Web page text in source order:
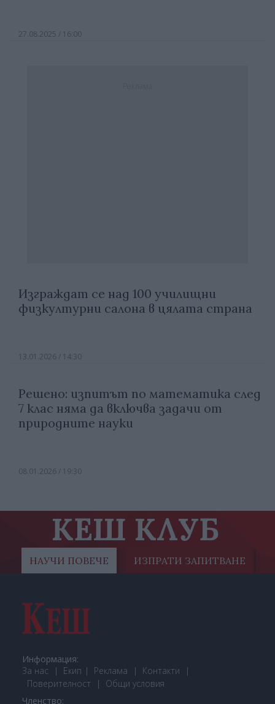
27.08.2025 / 16:00
Изграждат се над 100 училищни
физкултурни салона в цялата страна
13.01.2026 / 14:30
Решено: изпитът по математика след
7 клас няма да включва задачи от
природните науки
08.01.2026 / 19:30
КЕШ КЛУБ
НАУЧИ ПОВЕЧЕ ИЗПРАТИ ЗАПИТВАНЕ
Информация:
За нас
Екип Реклама
Контакти
Поверителност
Общи условия
Членство: